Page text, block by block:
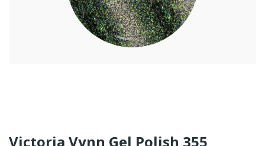
Victoria Vynn Gel Polish 355